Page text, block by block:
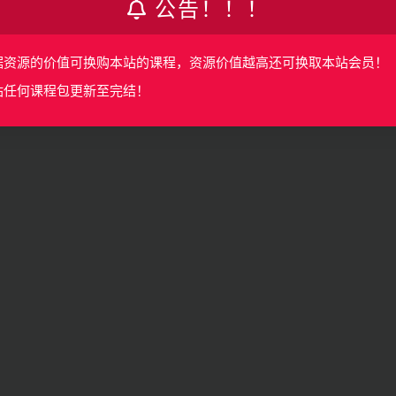
公告！！！
资源的价值可换购本站的课程，资源价值越高还可换取本站会员！
任何课程包更新至完结！